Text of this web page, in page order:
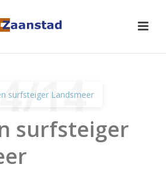
14
surfsteiger Landsmeer
surfsteiger